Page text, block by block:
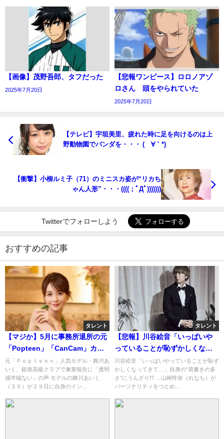
【画像】茂野吾郎、タフだった
2025年7月20日
【悲報ワンピース】ロロノアゾ
ロさん 頭をやられていた
2025年7月20日
【テレビ】宇垣美里、疲れた時に足を向けるのは上
野動物園でパンダを・・・ (´∀｀*)
【衝撃】小柳ルミ子（71）のミニスカ姿が“リカち
ゃん人形”・・・((((；ﾟДﾟ)))))))
Twitterでフォローしよう
おすすめの記事
タレント
【マジか】5月に事務所退所の元
「Popteen」「CanCam」カリ
スマモデル、銀座の高級クラブ
のホステスに・・・
元「Ｐｏｐｔｅｅｎ」人気モデル・舞川あ
いく、銀座高級クラブで兼業報告に「透明
感半端ない」の声 モデルの舞川あいく
（３５）が２９日に自身のイン...
タレント
【悲報】川谷絵音「いっぱいや
っていることが恥ずかしくなっ
てきて…」自身の“〇〇の多
さ”にうんざり!?
川谷絵音「いっぱいやっていることが恥ず
かしくなってきて…」自身の“肩書きの多
さ”にうんざり!? …山崎怜奈（れなち）が
パーソナリティをつとめ...